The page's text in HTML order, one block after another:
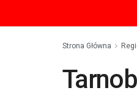
Strona Główna